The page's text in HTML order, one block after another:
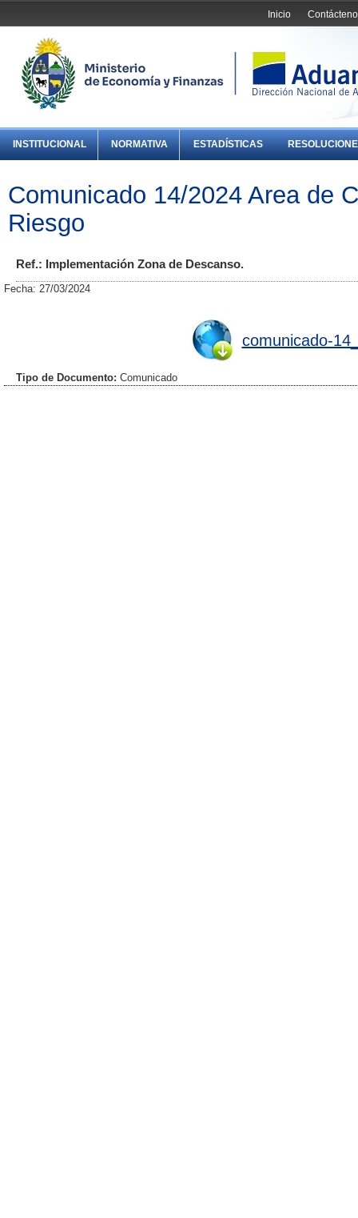
Inicio
INSTITUCIONAL NORMATIVA ESTADÍSTICAS
Comunicado 14/2024 Area de
Riesgo
Ref.: Implementación Zona de Descanso.
Fecha: 27/03/2024
comunicado-
Tipo de Documento: Comunicado